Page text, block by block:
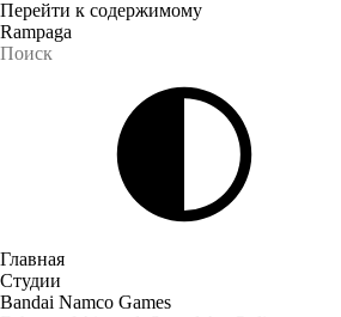
Перейти к содержимому
Rampaga
Главная
Студии
Bandai Namco Games